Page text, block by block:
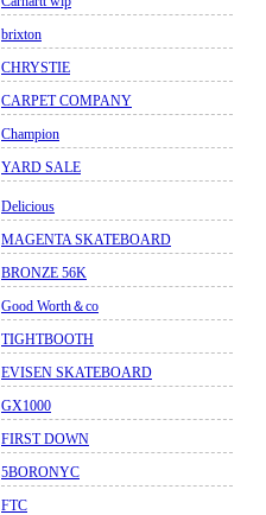
brixton
CHRYSTIE
CARPET COMPANY
Champion
YARD SALE
Delicious
MAGENTA SKATEBOARD
BRONZE 56K
Good Worth＆co
TIGHTBOOTH
EVISEN SKATEBOARD
GX1000
FIRST DOWN
5BORONYC
FTC